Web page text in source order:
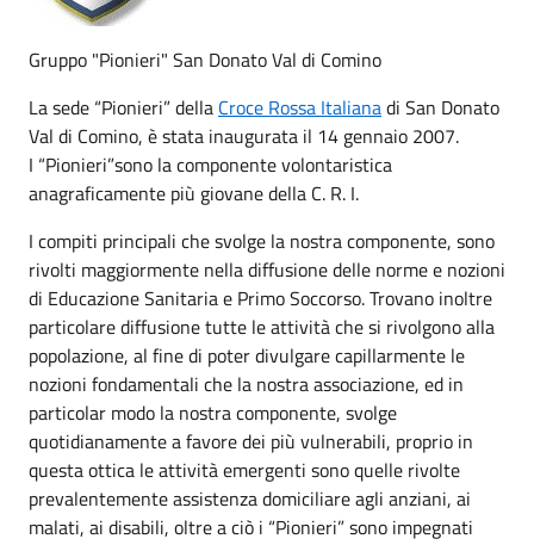
Gruppo "Pionieri" San Donato Val di Comino
La sede “Pionieri” della Croce Rossa Italianadi San Donato
Val di Comino, è stata inaugurata il 14 gennaio 2007.
I “Pionieri”sono la componente volontaristica
anagraficamente più giovane della C. R. I.
I compiti principali che svolge la nostra componente, sono
rivolti maggiormente nella diffusione delle norme e nozioni
di Educazione Sanitaria e Primo Soccorso. Trovano inoltre
particolare diffusione tutte le attività che si rivolgono alla
popolazione, al fine di poter divulgare capillarmente le
nozioni fondamentali che la nostra associazione, ed in
particolar modo la nostra componente, svolge
quotidianamente a favore dei più vulnerabili, proprio in
questa ottica le attività emergenti sono quelle rivolte
prevalentemente assistenza domiciliare agli anziani, ai
malati, ai disabili, oltre a ciò i “Pionieri” sono impegnati